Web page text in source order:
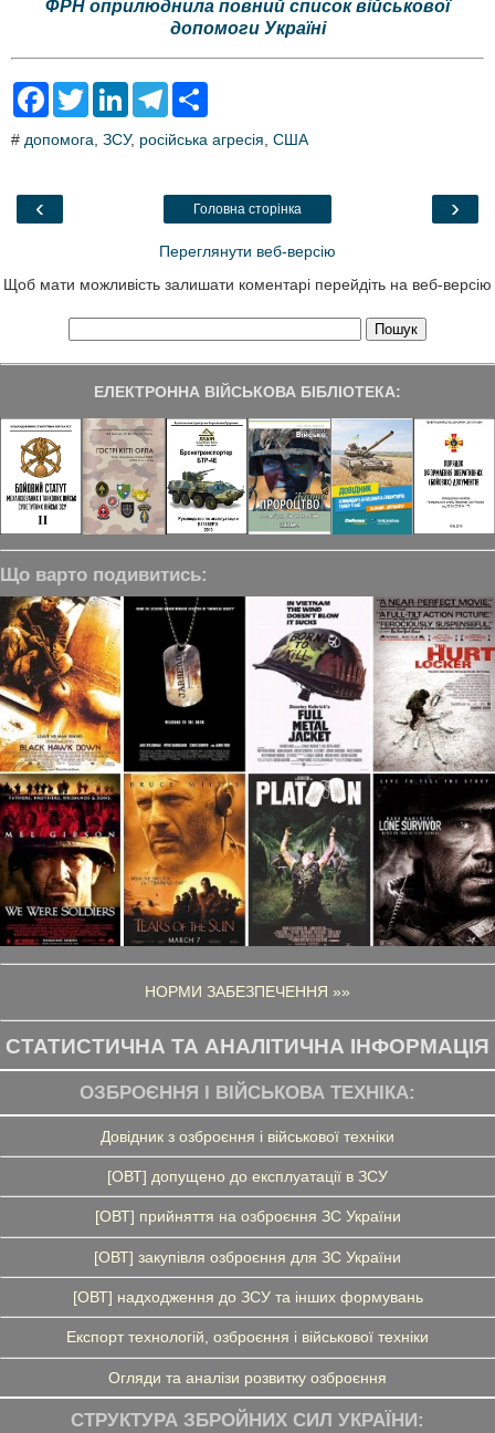
ФРН оприлюднила повний список військової
допомоги Україні
F
e
o
T
t
L
k
T
e
a
r
# допомога ЗСУ, російська агресія США
‹ ›
Головна сторінка
Переглянути веб-версію
Щоб мати можливість залишати коментарі перейдіть на веб-версію
ЕЛЕКТРОННА ВІЙСЬКОВА БІБЛІОТЕКА:
Що варто подивитись:
НОРМИ ЗАБЕЗПЕЧЕННЯ »»
СТАТИСТИЧНА ТА АНАЛІТИЧНА ІНФОРМАЦІЯ
ОЗБРОЄННЯ І ВІЙСЬКОВА ТЕХНІКА:
Довідник з озброєння і військової техніки
[ОВТ] допущено до експлуатації в ЗСУ
[ОВТ] прийняття на озброєння ЗС України
[ОВТ] закупівля озброєння для ЗС України
[ОВТ] надходження до ЗСУ та інших формувань
Експорт технологій, озброєння і військової техніки
Огляди та аналізи розвитку озброєння
СТРУКТУРА ЗБРОЙНИХ СИЛ УКРАЇНИ: